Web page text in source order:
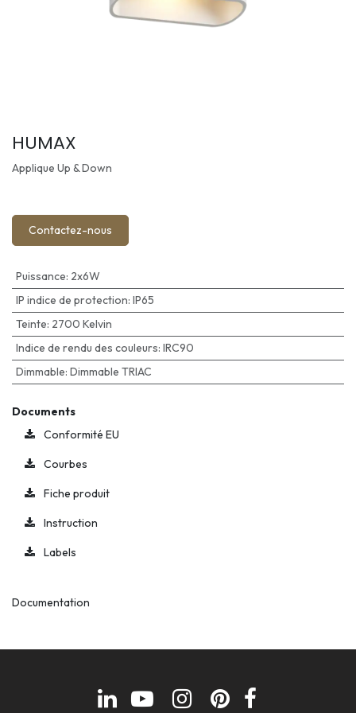
HUMAX
Applique Up & Down
Contactez-nous
Puissance: 2x6W
IP indice de protection: IP65
Teinte: 2700 Kelvin
Indice de rendu des couleurs: IRC90
Dimmable: Dimmable TRIAC
Documents
Conformité EU
Courbes
Fiche produit
Instruction
Labels
Documentation